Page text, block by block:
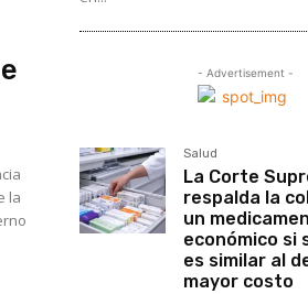
la
- Advertisement -
Salud
La Corte
respalda la
un
económico si
es similar al
mayor costo